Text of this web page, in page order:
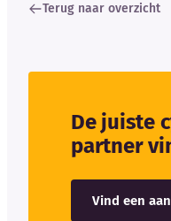
Terug naar overzicht
De juiste
partner
Vind een